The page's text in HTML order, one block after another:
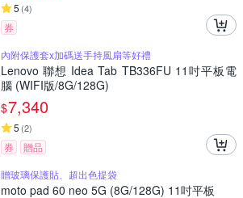
5 (4)
券
內附保護套x加碼送手持風扇等好禮
Lenovo 聯想 Idea Tab TB336FU 11吋平板電
腦 (WIFI版/8G/128G)
$7,340
5 (2)
券
贈品
贈玻璃保護貼、超出色提袋
moto pad 60 neo 5G (8G/128G) 11吋平板